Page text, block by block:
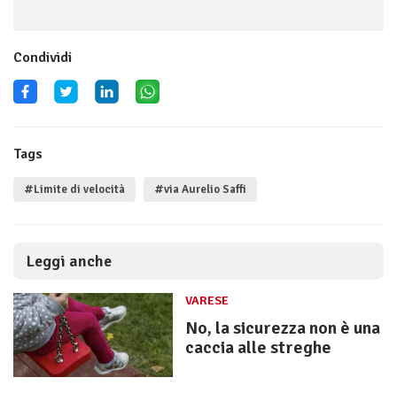
Condividi
Tags
#Limite di velocità #via Aurelio Saffi
Leggi anche
VARESE
No, la sicurezza non è una
caccia alle streghe